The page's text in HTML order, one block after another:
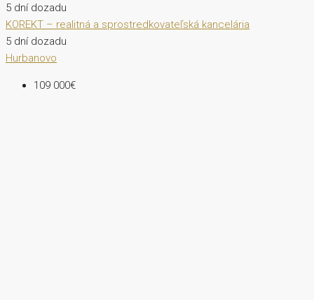
5 dní dozadu
KOREKT – realitná a sprostredkovateľská kancelária
5 dní dozadu
Hurbanovo
109 000€